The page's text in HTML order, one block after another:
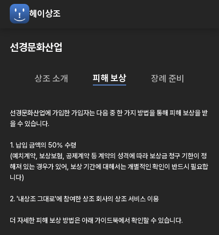
헤이상조
선경문화산업
상조 소개 피해 보상 장례 준비
선경문화산업에 가입한 가입자는 다음 중 한 가지 방법을 통해 피해 보상을 받
을 수 있습니다.
1. 납입 금액의 50% 수령
(예치계약, 보상보험, 공제계약 등 계약의 성격에 따라 보상금 청구 기한이 정
해져 있는 경우가 있어, 보상 기간에 대해서는 개별적인 확인이 반드시 필요합
니다)
2. '내상조 그대로'에 참여한 상조 회사의 상조 서비스 이용
더 자세한 피해 보상 방법은 아래 가이드북에서 확인할 수 있습니다.